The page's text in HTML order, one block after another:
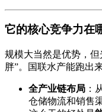
它的核心竞争力在
规模大当然是优势，
胖”。国联水产能跑出
全产业链布局 ：
仓储物流和销售